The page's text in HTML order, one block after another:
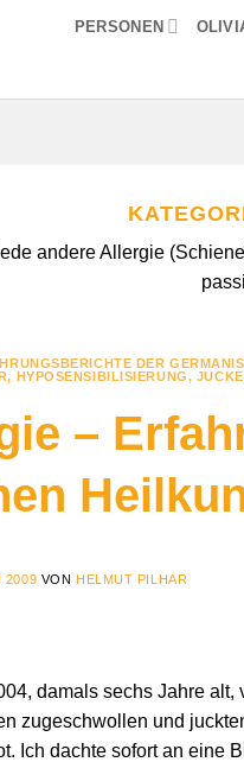
PERSONEN
andere Allergie
DER
, HYPOSENSIBILISIERUNG,
–
2009 VON HELMUT PILHAR
damals sechs Jahre
zugeschwollen und
Ich dachte sofort an eine